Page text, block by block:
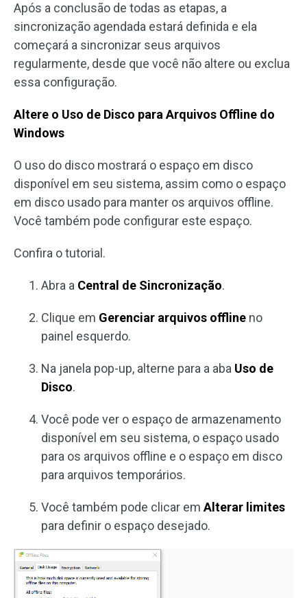
Após a conclusão de todas as etapas, a
sincronização agendada estará definida e ela
começará a sincronizar seus arquivos
regularmente, desde que você não altere ou exclua
essa configuração.
Altere o Uso de Disco para Arquivos Offline do
Windows
O uso do disco mostrará o espaço em disco
disponível em seu sistema, assim como o espaço
em disco usado para manter os arquivos offline.
Você também pode configurar este espaço.
Confira o tutorial.
Abra a Central de Sincronização.
Clique em Gerenciar arquivos offline no
painel esquerdo.
Na janela pop-up, alterne para a aba Uso de
Disco.
Você pode ver o espaço de armazenamento
disponível em seu sistema, o espaço usado
para os arquivos offline e o espaço em disco
para arquivos temporários.
Você também pode clicar em Alterar limites
para definir o espaço desejado.